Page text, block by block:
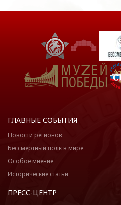
ГЛАВНЫЕ СОБЫТИЯ
Новости регионов
Бессмертный полк в мире
Особое мнение
Исторические статьи
ПРЕСС-ЦЕНТР